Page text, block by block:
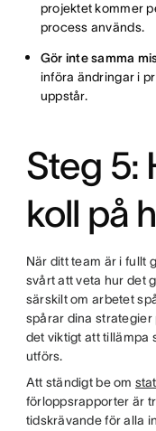
projektet kommer
process används.
Gör inte samma
införa ändringar i
uppstår.
Steg 5:
koll på
När ditt team är i fullt
svårt att veta hur det
särskilt om arbetet
spårar dina strategier
det viktigt att tillämpa
utförs.
Att ständigt be om
förloppsrapporter är
tidskrävande för alla